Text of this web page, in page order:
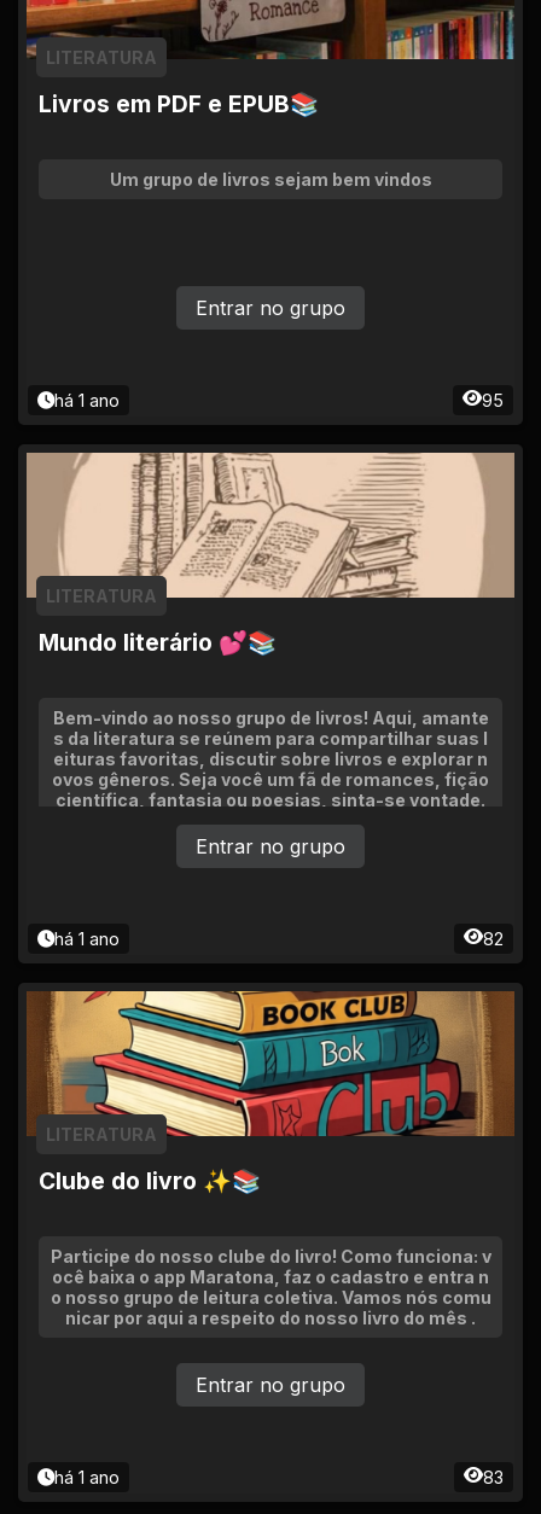
Livros em PDF e EPUB📚
LITERATURA
Um grupo de livros sejam bem vindos
há 1 ano 95
Entrar no grupo
Mundo literário 💕📚
LITERATURA
Bem-vindo ao nosso grupo de livros! Aqui, amante
s da literatura se reúnem para compartilhar suas l
eituras favoritas, discutir sobre livros e explorar n
ovos gêneros. Seja você um fã de romances, fição
científica, fantasia ou poesias, sinta-se vontade.
há 1 ano 82
Entrar no grupo
Clube do livro ✨📚
LITERATURA
Participe do nosso clube do livro! Como funciona: v
ocê baixa o app Maratona, faz o cadastro e entra n
o nosso grupo de leitura coletiva. Vamos nós comu
nicar por aqui a respeito do nosso livro do mês .
há 1 ano 83
Entrar no grupo